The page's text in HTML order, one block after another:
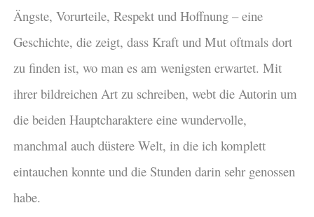
Ängste, Vorurteile, Respekt und Hoffnung – eine
Geschichte, die zeigt, dass Kraft und Mut oftmals dort
zu finden ist, wo man es am wenigsten erwartet. Mit
ihrer bildreichen Art zu schreiben, webt die Autorin um
die beiden Hauptcharaktere eine wundervolle,
manchmal auch düstere Welt, in die ich komplett
eintauchen konnte und die Stunden darin sehr genossen
habe.